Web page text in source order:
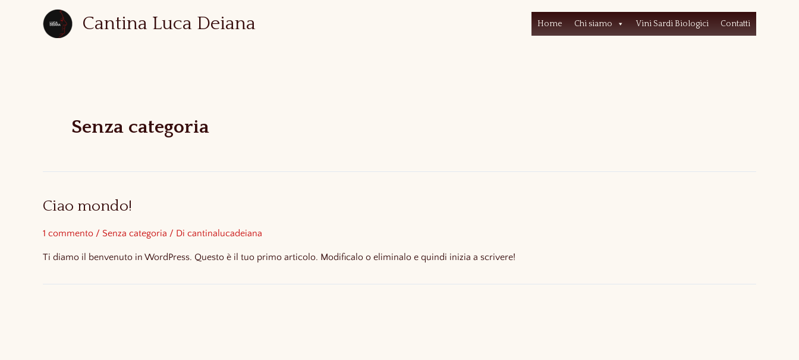
Cantina Luca Deiana Home Chi siamo Vini Sardi Biologici Contatti
Senza categoria
Ciao mondo!
1 commento / Senza categoria / Di cantinalucadeiana
Ti diamo il benvenuto in WordPress. Questo è il tuo primo articolo. Modificalo o eliminalo e quindi inizia a scrivere!